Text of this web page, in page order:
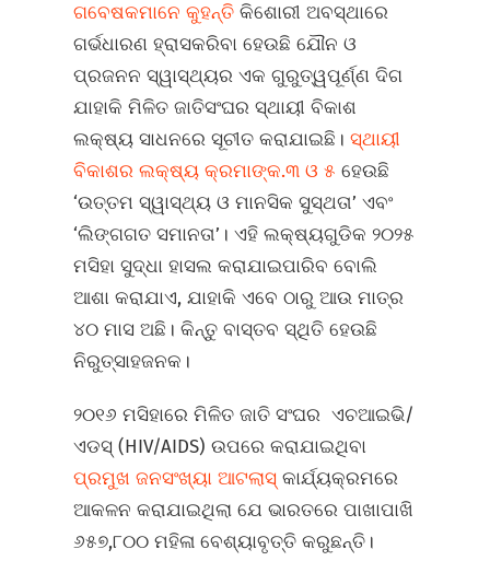
ଗବେଷକମାନେ କୁହନ୍ତିକିଶୋରୀ ଅବସ୍ଥାରେ
ଗର୍ଭଧାରଣ ହ୍ରାସକରିବା ହେଉଛି ଯୌନ ଓ
ପ୍ରଜନନ ସ୍ୱାସ୍ଥ୍ୟର ଏକ ଗୁରୁତ୍ୱପୂର୍ଣ୍ଣ ଦିଗ
ଯାହାକି ମିଳିତ ଜାତିସଂଘର ସ୍ଥାୟୀ ବିକାଶ
ଲକ୍ଷ୍ୟ ସାଧନରେ ସୂଚୀତ କରାଯାଇଛି।ସ୍ଥାୟୀ
ବିକାଶର ଲକ୍ଷ୍ୟ କ୍ରମାଙ୍କ.୩ ଓ ୫ହେଉଛି
‘ଉତ୍ତମ ସ୍ୱାସ୍ଥ୍ୟ ଓ ମାନସିକ ସୁସ୍ଥତା’ ଏବଂ
‘ଲିଙ୍ଗଗତ ସମାନତା’। ଏହି ଲକ୍ଷ୍ୟଗୁଡିକ ୨୦୨୫
ମସିହା ସୁଦ୍ଧା ହାସଲ କରାଯାଇପାରିବ ବୋଲି
ଆଶା କରାଯାଏ, ଯାହାକି ଏବେ ଠାରୁ ଆଉ ମାତ୍ର
୪୦ ମାସ ଅଛି। କିନ୍ତୁ ବାସ୍ତବ ସ୍ଥିତି ହେଉଛି
ନିରୁତ୍ସାହଜନକ।
୨୦୧୬ ମସିହାରେ ମିଳିତ ଜାତି ସଂଘର ଏଚଆଇଭି/
ଏଡସ୍ (HIV/AIDS) ଉପରେ କରାଯାଇଥିବା
ପ୍ରମୁଖ ଜନସଂଖ୍ୟା ଆଟଲାସ୍‍କାର୍ଯ୍ୟକ୍ରମରେ
ଆକଳନ କରାଯାଇଥିଲା ଯେ ଭାରତରେ ପାଖାପାଖି
୬୫୭,୮୦୦ ମହିଳା ବେଶ୍ୟାବୃତ୍ତି କରୁଛନ୍ତି।